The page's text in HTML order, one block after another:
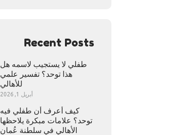
Recent Posts
طفلي لا يستجيب لاسمه هل
هذا توحد؟ تفسير علمي
للأهالي
أبريل 1, 2026
كيف أعرف أن طفلي فيه
توحد؟ علامات مبكرة يلاحظها
الأهالي في سلطنة عُمان